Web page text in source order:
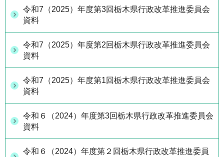
令和7（2025）年度第3回栃木県行政改革推進委員会
資料
令和7（2025）年度第2回栃木県行政改革推進委員会
資料
令和7（2025）年度第1回栃木県行政改革推進委員会
資料
令和６（2024）年度第3回栃木県行政改革推進委員会
資料
令和６（2024）年度第２回栃木県行政改革推進委員